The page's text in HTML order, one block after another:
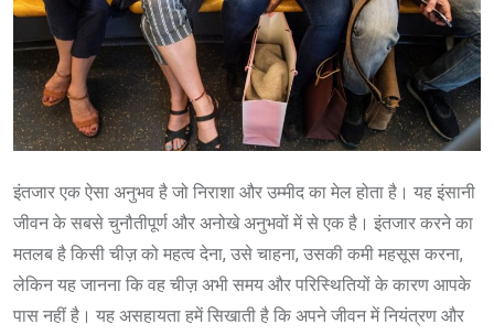
इंतजार एक ऐसा अनुभव है जो निराशा और उम्मीद का मेल होता है। यह इंसानी
जीवन के सबसे चुनौतीपूर्ण और अनोखे अनुभवों में से एक है। इंतजार करने का
मतलब है किसी चीज़ को महत्व देना, उसे चाहना, उसकी कमी महसूस करना,
लेकिन यह जानना कि वह चीज़ अभी समय और परिस्थितियों के कारण आपके
पास नहीं है। यह असहायता हमें सिखाती है कि अपने जीवन में नियंत्रण और